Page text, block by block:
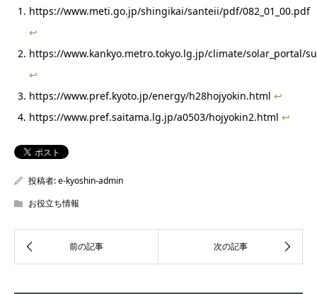
https://www.meti.go.jp/shingikai/santeii/pdf/082_01_00.pdf
↩︎
https://www.kankyo.metro.tokyo.lg.jp/climate/solar_portal/
↩︎
https://www.pref.kyoto.jp/energy/h28hojyokin.html ↩︎
https://www.pref.saitama.lg.jp/a0503/hojyokin2.html ↩︎
投稿者:e-kyoshin-admin
お役立ち情報